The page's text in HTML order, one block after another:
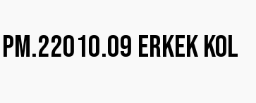
Erkek Kol